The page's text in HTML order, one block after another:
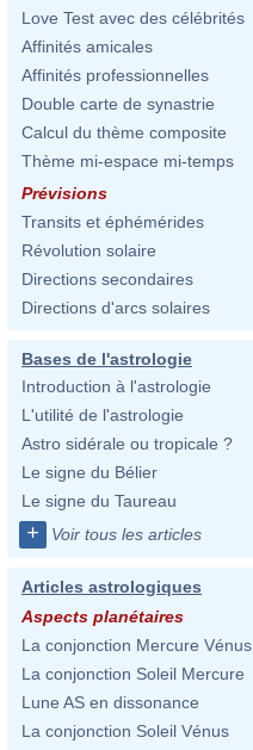
Love Test avec des célébrités
Affinités amicales
Affinités professionnelles
Double carte de synastrie
Calcul du thème composite
Thème mi-espace mi-temps
Prévisions
Transits et éphémérides
Révolution solaire
Directions secondaires
Directions d'arcs solaires
Bases de l'astrologie
Introduction à l'astrologie
L'utilité de l'astrologie
Astro sidérale ou tropicale ?
Le signe du Bélier
Le signe du Taureau
+ Voir tous les articles
Articles astrologiques
Aspects planétaires
La conjonction Mercure Vénus
La conjonction Soleil Mercure
Lune AS en dissonance
La conjonction Soleil Vénus